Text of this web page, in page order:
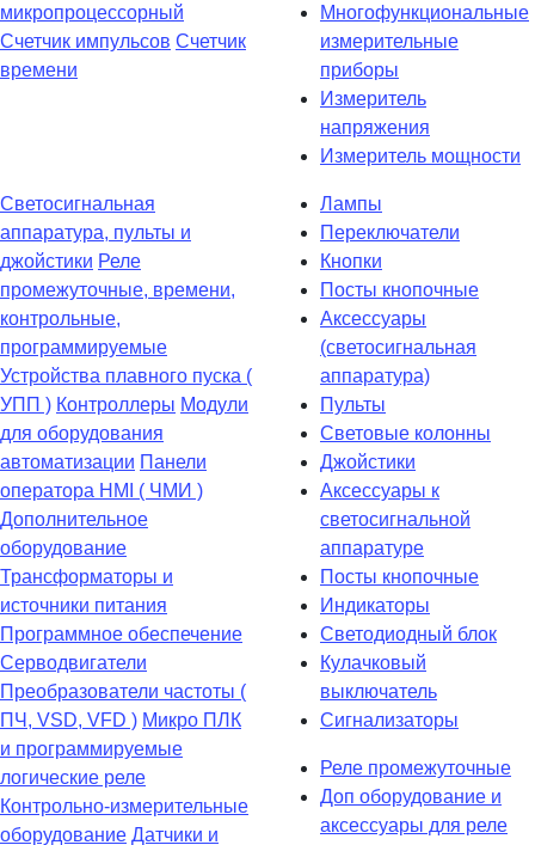
микропроцессорный
Счетчик импульсов Счетчик
времени
Многофункциональные
измерительные
приборы
Измеритель
напряжения
Измеритель мощности
Светосигнальная
аппаратура, пульты и
джойстики Реле
промежуточные, времени,
контрольные,
программируемые
Устройства плавного пуска (
УПП ) Контроллеры Модули
для оборудования
автоматизации Панели
оператора HMI ( ЧМИ )
Дополнительное
оборудование
Транcформаторы и
источники питания
Программное обеспечение
Серводвигатели
Преобразователи частоты (
ПЧ, VSD, VFD ) Микро ПЛК
и программируемые
логические реле
Контрольно-измерительные
оборудование Датчики и
Лампы
Переключатели
Кнопки
Посты кнопочные
Аксессуары
(светосигнальная
аппаратура)
Пульты
Световые колонны
Джойстики
Аксессуары к
светосигнальной
аппаратуре
Посты кнопочные
Индикаторы
Светодиодный блок
Кулачковый
выключатель
Сигнализаторы
Реле промежуточные
Доп оборудование и
аксессуары для реле